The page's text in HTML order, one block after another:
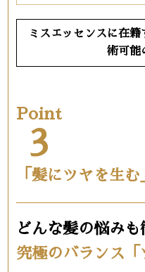
ミスエッセンスに在
術可能
Point
3
「髪にツヤを生
どんな髪の悩み
究極のバランス「